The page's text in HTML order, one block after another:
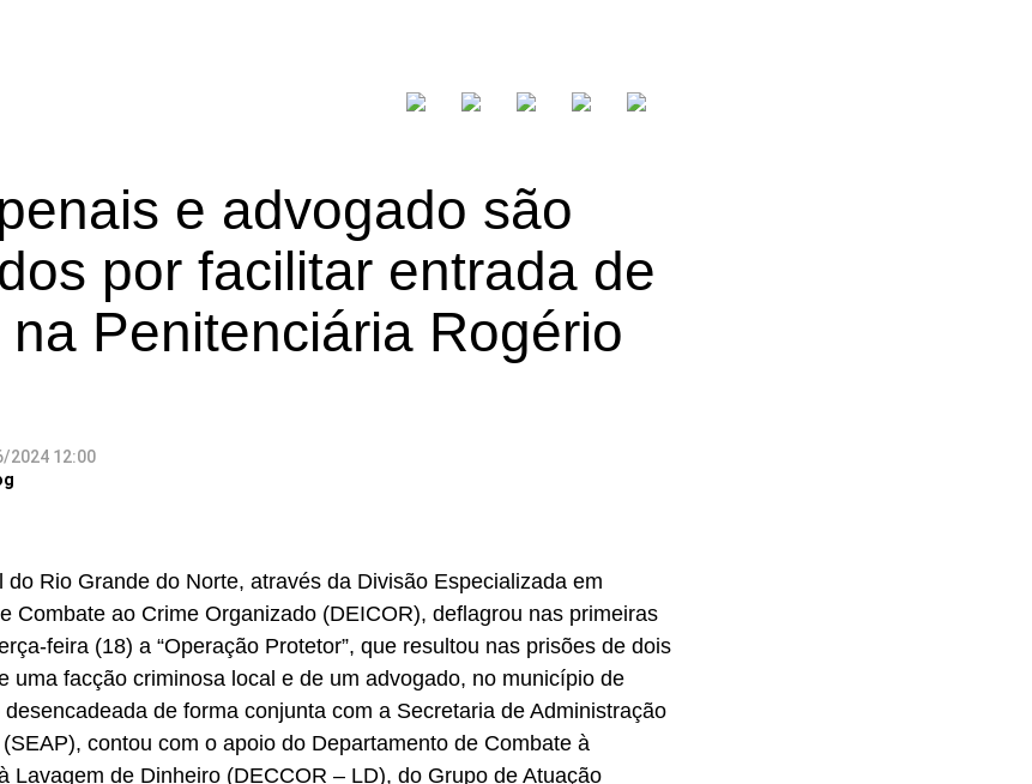
e advogado são
por facilitar entrada de
Penitenciária Rogério
2024 12:00
do Rio Grande do Norte, através da Divisão Especializada em
Combate ao Crime Organizado (DEICOR), deflagrou nas primeiras
feira (18) a “Operação Protetor”, que resultou nas prisões de dois
uma facção criminosa local e de um advogado, no município de
desencadeada de forma conjunta com a Secretaria de Administração
contou com o apoio do Departamento de Combate à
Lavagem de Dinheiro (DECCOR – LD), do Grupo de Atuação